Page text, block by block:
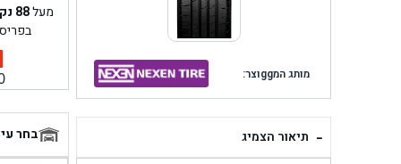
מותג המggוצר:
- תיאור הצמיג
מעל88
בחר